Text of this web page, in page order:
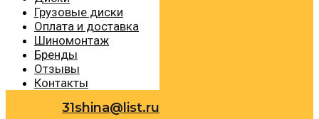
Грузовые диски
Оплата и доставка
Шиномонтаж
Бренды
Отзывы
Контакты
31shina@list.ru